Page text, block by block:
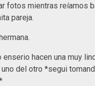
fotos mientras reíamos
pareja.
hacen una muy
del otro *segui